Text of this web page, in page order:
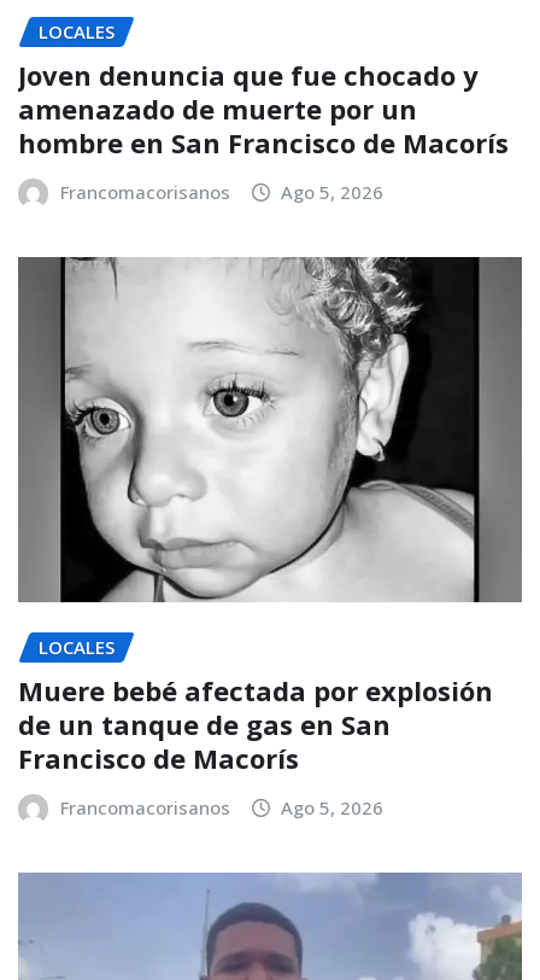
LOCALES
Joven denuncia que fue chocado y
amenazado de muerte por un
hombre en San Francisco de Macorís
Francomacorisanos Ago 5, 2026
LOCALES
Muere bebé afectada por explosión
de un tanque de gas en San
Francisco de Macorís
Francomacorisanos Ago 5, 2026